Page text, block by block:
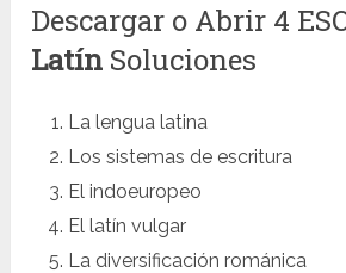
Descargar o Abrir 4
Latín Soluciones
La lengua latina
Los sistemas de escritura
El indoeuropeo
El latín vulgar
La diversificación románica